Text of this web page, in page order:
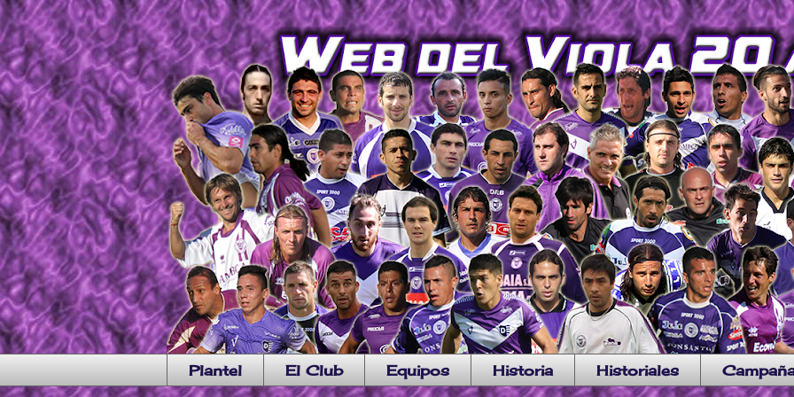
Plantel El Club Equipos Historia Historiales